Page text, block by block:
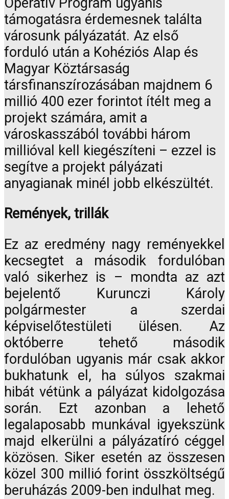
támogatásra érdemesnek találta
városunk pályázatát. Az első
forduló után a Kohéziós Alap és
Magyar Köztársaság
társfinanszírozásában majdnem 6
millió 400 ezer forintot ítélt meg a
projekt számára, amit a
városkasszából további három
millióval kell kiegészíteni – ezzel is
segítve a projekt pályázati
anyagianak minél jobb elkészültét.
Remények, trillák
Ez az eredmény nagy reményekkel
kecsegtet a második fordulóban
való sikerhez is – mondta az azt
bejelentő Kurunczi Károly
polgármester a szerdai
képviselőtestületi ülésen. Az
októberre tehető második
fordulóban ugyanis már csak akkor
bukhatunk el, ha súlyos szakmai
hibát vétünk a pályázat kidolgozása
során. Ezt azonban a lehető
legalaposabb munkával igyekszünk
majd elkerülni a pályázatíró céggel
közösen. Siker esetén az összesen
közel 300 millió forint összköltségű
beruházás 2009-ben indulhat meg.